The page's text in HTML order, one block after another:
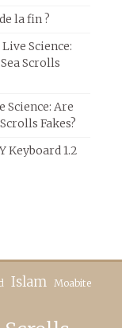
la fin ?
Science:
Scrolls
Are
Fakes?
Keyboard 1.2
Islam Moabite